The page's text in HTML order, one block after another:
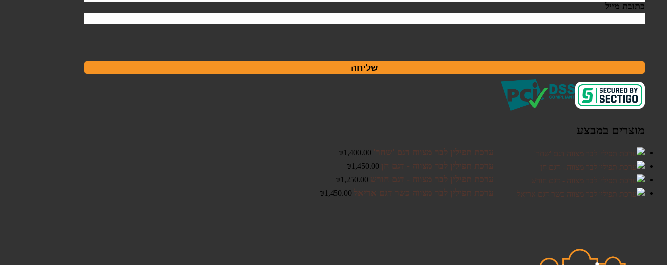
כתובת מייל
שליחה
מוצרים במבצע
ערכת תפילין לבר מצווה דגם 'שחר' ₪1,400.00
ערכת תפילין לבר מצווה - דגם חן ₪1,450.00
ערכת תפילין לבר מצווה - דגם חורש ₪1,250.00
ערכת תפילין לבר מצווה כשר דגם אריאל ₪1,450.00